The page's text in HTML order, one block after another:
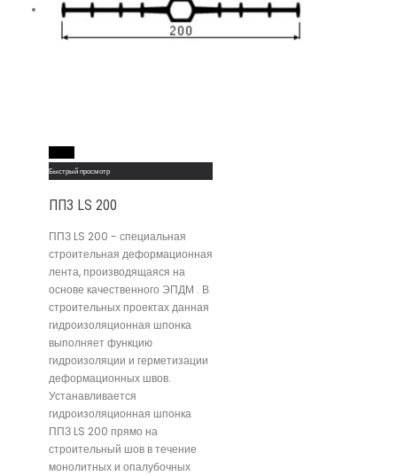
Быстрый просмотр
ППЗ LS 200
ППЗ LS 200 - специальная
строительная деформационная
лента, производящаяся на
основе качественного ЭПДМ . В
строительных проектах данная
гидроизоляционная шпонка
выполняет функцию
гидроизоляции и герметизации
деформационных швов.
Устанавливается
гидроизоляционная шпонка
ППЗ LS 200 прямо на
строительный шов в течение
монолитных и опалубочных